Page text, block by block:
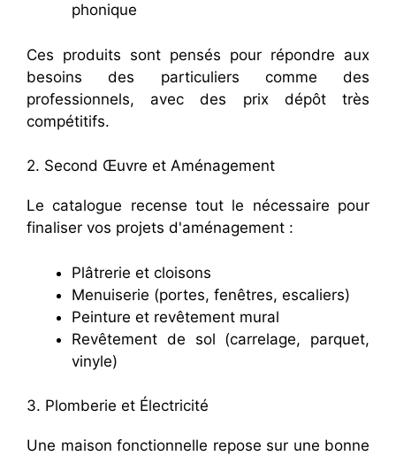
phonique
Ces produits sont pensés pour répondre aux
besoins des particuliers comme des
professionnels, avec des prix dépôt très
compétitifs.
2. Second Œuvre et Aménagement
Le catalogue recense tout le nécessaire pour
finaliser vos projets d'aménagement :
Plâtrerie et cloisons
Menuiserie (portes, fenêtres, escaliers)
Peinture et revêtement mural
Revêtement de sol (carrelage, parquet,
vinyle)
3. Plomberie et Électricité
Une maison fonctionnelle repose sur une bonne